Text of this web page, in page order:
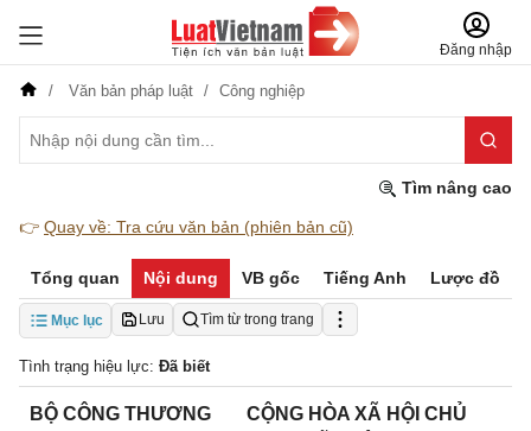
Đăng nhập
Văn bản pháp luật Công nghiệp
Tìm nâng cao
👉 Quay về: Tra cứu văn bản (phiên bản cũ)
Tổng quan Nội dung VB gốc Tiếng Anh Lược đồ
Mục lục Lưu Tìm từ trong trang
Tình trạng hiệu lực: Đã biết
BỘ CÔNG THƯƠNG
CỘNG HÒA XÃ HỘI CHỦ